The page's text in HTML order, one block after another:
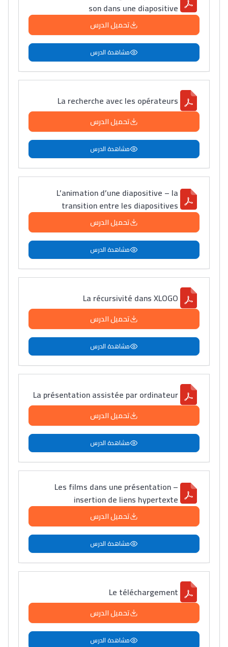
son dans une diapositive
تحميل الدرس
مشاهدة الدرس
La recherche avec les opérateurs
تحميل الدرس
مشاهدة الدرس
L’animation d’une diapositive – la
transition entre les diapositives
تحميل الدرس
مشاهدة الدرس
La récursivité dans XLOGO
تحميل الدرس
مشاهدة الدرس
La présentation assistée par ordinateur
تحميل الدرس
مشاهدة الدرس
Les films dans une présentation –
insertion de liens hypertexte
تحميل الدرس
مشاهدة الدرس
Le téléchargement
تحميل الدرس
مشاهدة الدرس